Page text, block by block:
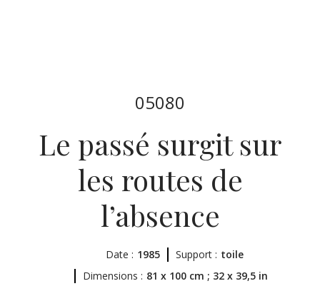
05080
Le passé surgit sur
les routes de
l’absence
Date : 1985 Support : toile
Dimensions : 81 x 100 cm ; 32 x 39,5 in